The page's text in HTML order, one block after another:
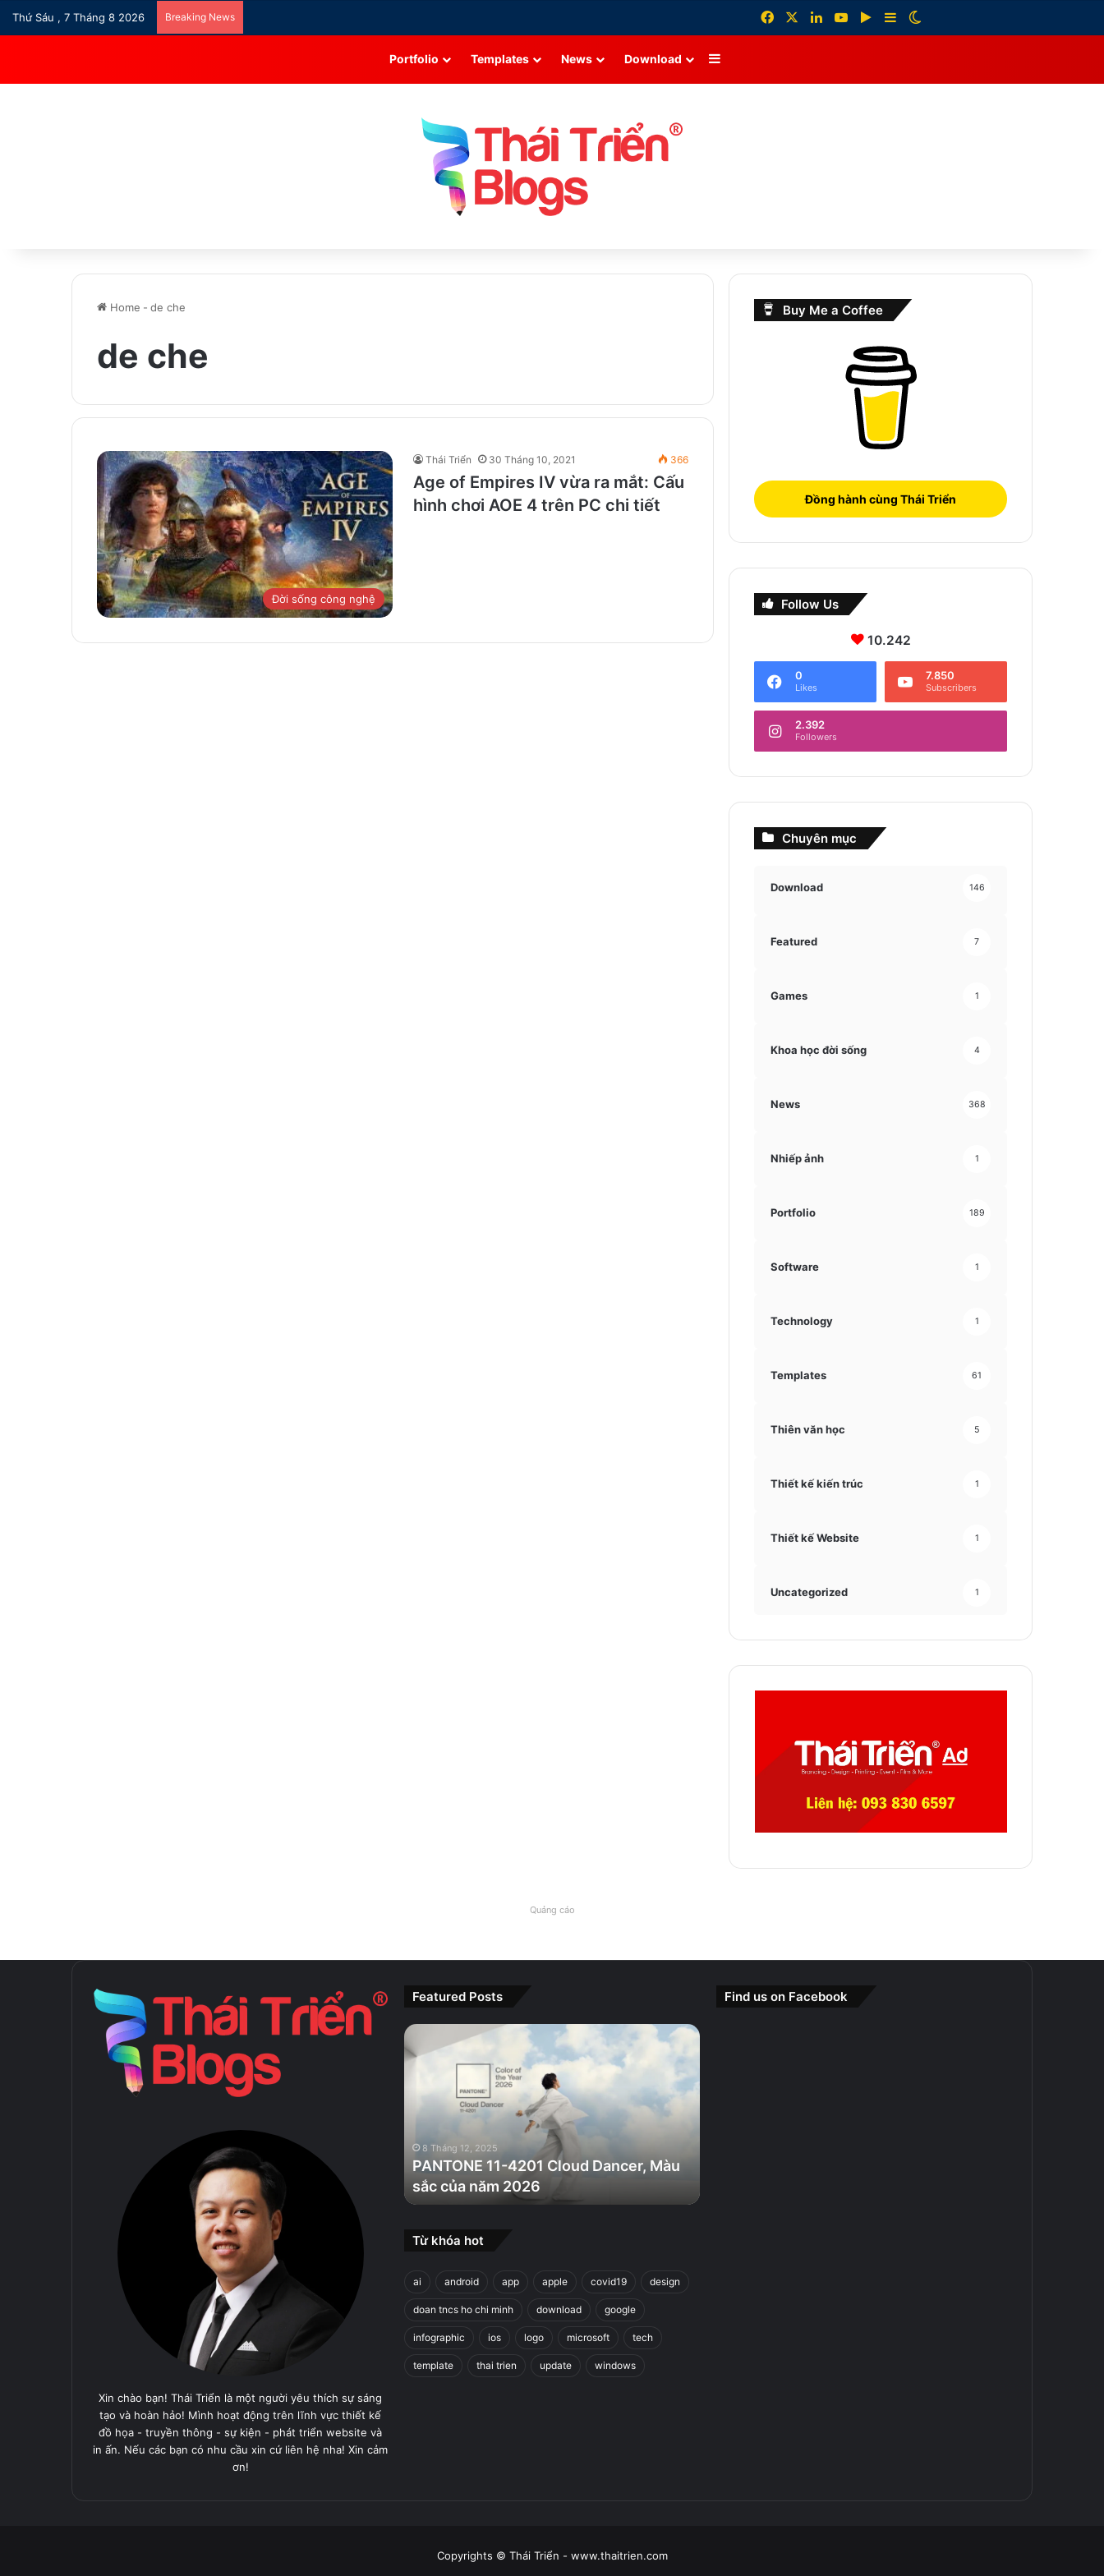
Thứ Sáu , 7 Tháng 8 2026 Breaking News FacebookLinkedInYouTubeGoogle Play
Sidebar
Portfolio Templates News Download Sidebar
Home - de che
de che
Đời sống công nghệ
Thái Triển 30 Tháng 10, 2021 366
Age of Empires IV vừa ra mắt: Cấu
hình chơi AOE 4 trên PC chi tiết
Buy Me a Coffee
Đồng hành cùng Thái Triển
Follow Us
10.242
0
Likes
7.850
Subscribers
2.392
Followers
Chuyên mục
Download 146
Featured 7
Games 1
Khoa học đời sống 4
News 368
Nhiếp ảnh 1
Portfolio 189
Software 1
Technology 1
Templates 61
Thiên văn học 5
Thiết kế kiến trúc 1
Thiết kế Website 1
Uncategorized 1
Quảng cáo
Xin chào bạn! Thái Triển là một người yêu thích sự sáng
tạo và hoàn hảo! Mình hoạt động trên lĩnh vực thiết kế
đồ họa - truyền thông - sự kiện - phát triển website và
in ấn. Nếu các bạn có nhu cầu xin cứ liên hệ nha! Xin cảm
ơn!
Featured Posts
PANTONE
11-
Màu
của
năm
2026
8 Tháng 12, 2025
PANTONE 11-4201 Cloud Dancer, Màu
sắc của năm 2026
Từ khóa hot
ai android app apple covid19 design
doan tncs ho chi minh download google
infographic ios logo microsoft tech
template thai trien update windows
Find us on Facebook
Copyrights © Thái Triển - www.thaitrien.com